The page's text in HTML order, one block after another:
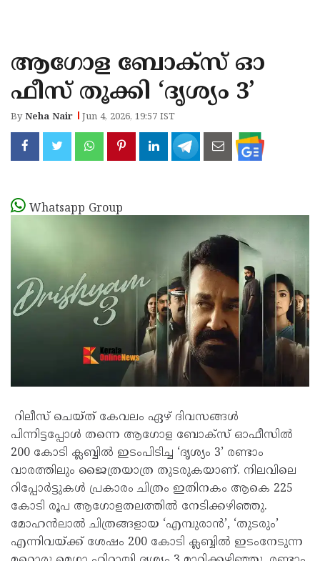
KANNUR
KASARAGOD
ആഗോള ബോക്‌സ് ഓ
ഫീസ് തൂക്കി ‘ദൃശ്യം 3’
ByNeha Nair Jun 4, 2026, 19:57 IST
Whatsapp Group
റിലീസ് ചെയ്ത് കേവലം ഏഴ് ദിവസങ്ങൾ
പിന്നിട്ടപ്പോൾ തന്നെ ആഗോള ബോക്‌സ് ഓഫീസിൽ
200 കോടി ക്ലബ്ബിൽ ഇടംപിടിച്ച ‘ദൃശ്യം 3’ രണ്ടാം
വാരത്തിലും ജൈത്രയാത്ര തുടരുകയാണ്. നിലവിലെ
റിപ്പോർട്ടുകൾ പ്രകാരം ചിത്രം ഇതിനകം ആകെ 225
കോടി രൂപ ആഗോളതലത്തിൽ നേടിക്കഴിഞ്ഞു.
മോഹൻലാൽ ചിത്രങ്ങളായ ‘എമ്പുരാൻ’, ‘തുടരും’
എന്നിവയ്ക്ക് ശേഷം 200 കോടി ക്ലബ്ബിൽ ഇടംനേടുന്ന